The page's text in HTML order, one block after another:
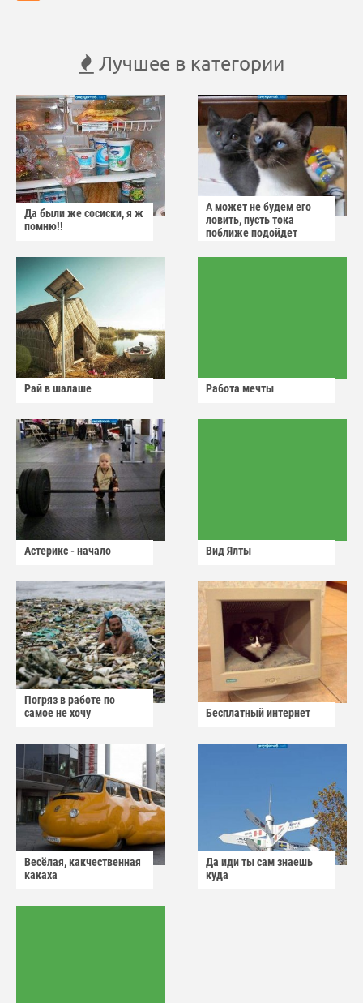
Лучшее в категории
Да были же сосиски, я ж
помню!!
А может не будем его
ловить, пусть тока
поближе подойдет
Рай в шалаше Работа мечты
Астерикс - начало Вид Ялты
Погряз в работе по
самое не хочу
Бесплатный интернет
Весёлая, какчественная
какаха
Да иди ты сам знаешь
куда